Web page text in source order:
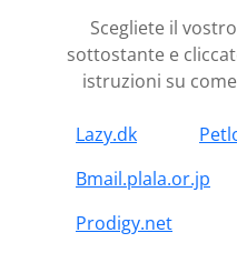
Scegliete il
sottostante e
istruzioni su
Lazy.dk
Bmail.plala.or.jp
Prodigy.net